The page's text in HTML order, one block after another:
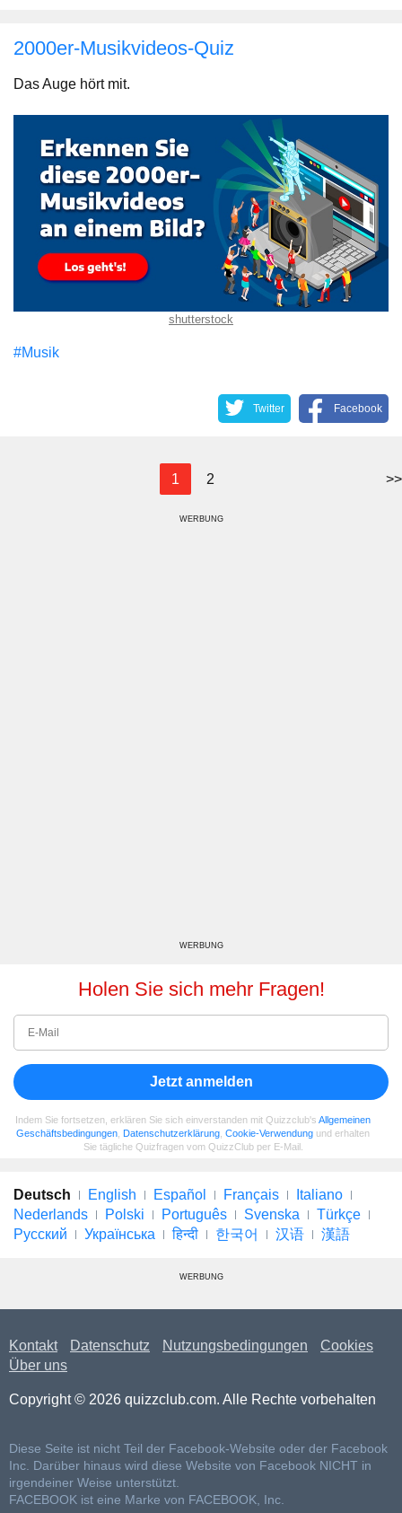
2000er-Musikvideos-Quiz
Das Auge hört mit.
shutterstock
#Musik
Twitter Facebook
1 2 >>
WERBUNG
WERBUNG
Holen Sie sich mehr Fragen!
Jetzt anmelden
Indem Sie fortsetzen, erklären Sie sich einverstanden mit Quizzclub's Allgemeinen
Geschäftsbedingungen, Datenschutzerklärung, Cookie-Verwendung und erhalten
Sie tägliche Quizfragen vom QuizzClub per E-Mail.
Deutsch English Español Français
Italiano
Nederlands
Polski Português Svenska
Türkçe
Русский
Українська हिन्दी 한국어 汉语 漢語
WERBUNG
Kontakt Datenschutz Nutzungsbedingungen
Cookies
Über uns
Copyright © 2026 quizzclub.com. Alle Rechte vorbehalten
Diese Seite ist nicht Teil der Facebook-Website oder der Facebook
Inc. Darüber hinaus wird diese Website von Facebook NICHT in
irgendeiner Weise unterstützt.
FACEBOOK ist eine Marke von FACEBOOK, Inc.